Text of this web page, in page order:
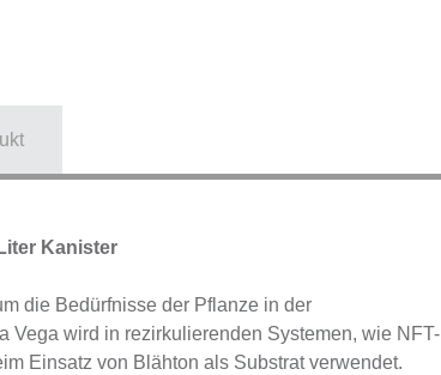
Kanister
die Bedürfnisse der Pflanze in der
Vega wird in rezirkulierenden Systemen, wie NFT-
Einsatz von Blähton als Substrat verwendet.